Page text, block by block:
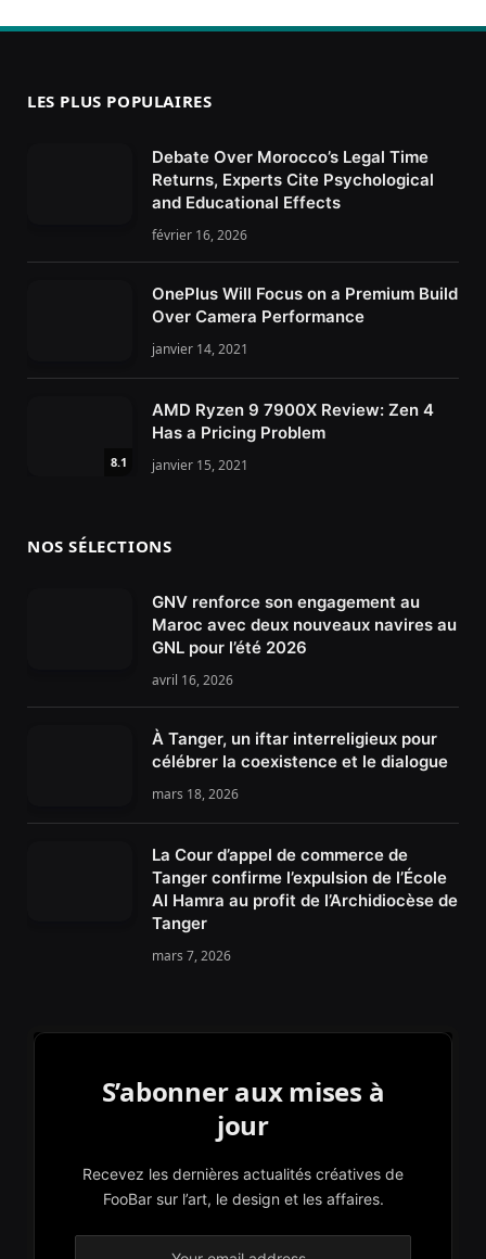
LES PLUS POPULAIRES
Debate Over Morocco’s Legal Time
Returns, Experts Cite Psychological
and Educational Effects
février 16, 2026
OnePlus Will Focus on a Premium Build
Over Camera Performance
janvier 14, 2021
8.1
AMD Ryzen 9 7900X Review: Zen 4
Has a Pricing Problem
janvier 15, 2021
NOS SÉLECTIONS
GNV renforce son engagement au
Maroc avec deux nouveaux navires au
GNL pour l’été 2026
avril 16, 2026
À Tanger, un iftar interreligieux pour
célébrer la coexistence et le dialogue
mars 18, 2026
La Cour d’appel de commerce de
Tanger confirme l’expulsion de l’École
Al Hamra au profit de l’Archidiocèse de
Tanger
mars 7, 2026
S’abonner aux mises à
jour
Recevez les dernières actualités créatives de
FooBar sur l’art, le design et les affaires.